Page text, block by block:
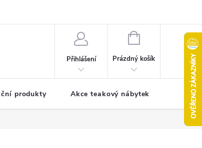
Přihlášení
NÁKUPNÍ
Prázdný košík
produkty Akce teakový nábytek